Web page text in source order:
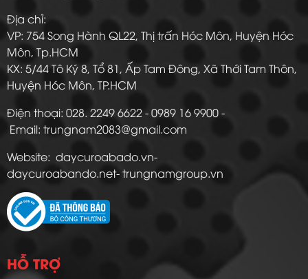
Địa chỉ:
VP: 754 Song Hành QL22, Thị trấn Hóc Môn, Huyện Hóc
Môn, Tp.HCM
KX: 5/44 Tô Ký 8, Tổ 81, Ấp Tam Đông, Xã Thới Tam Thôn,
Huyện Hóc Môn, TP.HCM
Điện thoại: 028. 2249 6622 - 0989 16 9900 -
Email: trungnam2083@gmail.com
Website: daycuroabado.vn-
daycuroabando.net- trungnamgroup.vn
HỖ TRỢ